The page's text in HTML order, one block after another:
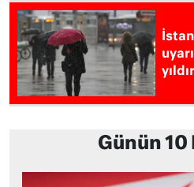
Günün 10